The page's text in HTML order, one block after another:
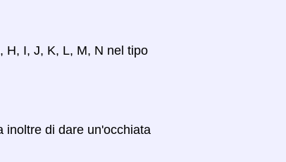
H, I, J, K, L, M, N nel tipo
inoltre di dare un'occhiata